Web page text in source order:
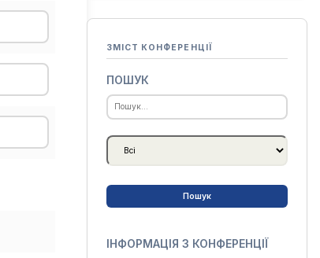
ЗМІСТ КОНФЕРЕНЦІЇ
ПОШУК
ІНФОРМАЦІЯ З КОНФЕРЕНЦІЇ